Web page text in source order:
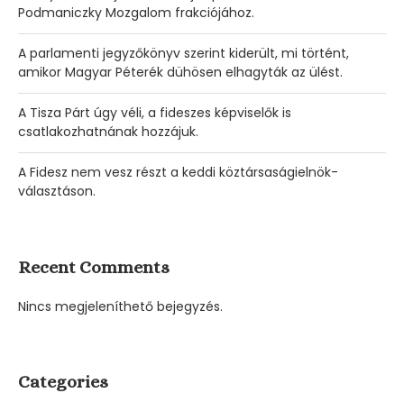
Podmaniczky Mozgalom frakciójához.
A parlamenti jegyzőkönyv szerint kiderült, mi történt,
amikor Magyar Péterék dühösen elhagyták az ülést.
A Tisza Párt úgy véli, a fideszes képviselők is
csatlakozhatnának hozzájuk.
A Fidesz nem vesz részt a keddi köztársaságielnök-
választáson.
Recent Comments
Nincs megjeleníthető bejegyzés.
Categories